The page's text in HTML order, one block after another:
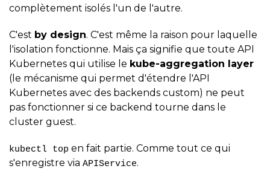
complètement isolés l'un de l'autre.
C'est by design. C'est même la raison pour laquelle
l'isolation fonctionne. Mais ça signifie que toute API
Kubernetes qui utilise le kube-aggregation layer
(le mécanisme qui permet d'étendre l'API
Kubernetes avec des backends custom) ne peut
pas fonctionner si ce backend tourne dans le
cluster guest.
kubectl top en fait partie. Comme tout ce qui
s'enregistre via APIService.